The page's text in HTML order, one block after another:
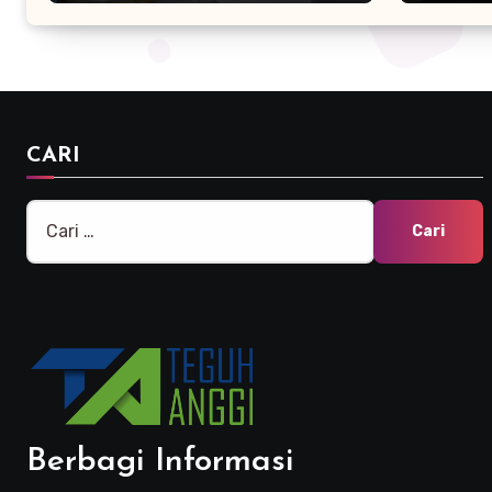
CARI
Cari
untuk:
Berbagi Informasi